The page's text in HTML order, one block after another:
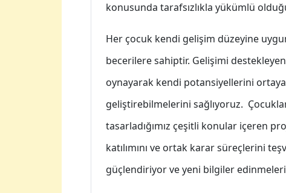
konusunda tarafsızlıkla yükümlü
Her çocuk kendi gelişim düzeyine
becerilere sahiptir. Gelişimi
oynayarak kendi potansiyellerini
geliştirebilmelerini sağlıyoruz.
tasarladığımız çeşitli konular içeren
katılımını ve ortak karar süreçlerini
güçlendiriyor ve yeni bilgiler